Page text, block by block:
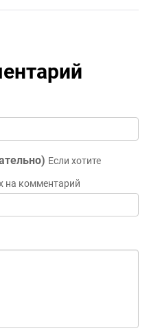
Если хотите
на комментарий